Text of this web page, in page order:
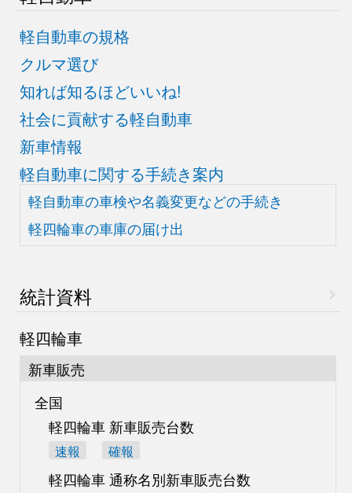
軽自動車の規格
クルマ選び
知れば知るほどいいね!
社会に貢献する軽自動車
新車情報
軽自動車に関する手続き案内
軽自動車の車検や名義変更などの手続き
軽四輪車の車庫の届け出
統計資料
軽四輪車
新車販売
全国
軽四輪車 新車販売台数
速報 確報
軽四輪車 通称名別新車販売台数